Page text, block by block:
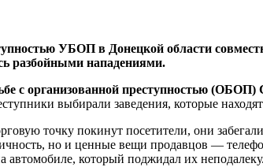
УБОП в Донецкой области
разбойными нападениями.
с организованной преступностью
выбирали заведения, которые
точку покинут посетители, они
но и ценные вещи продавцов —
который поджидал их неподалеку.